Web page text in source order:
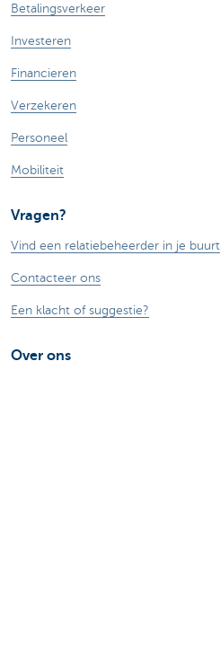
Betalingsverkeer
Investeren
Financieren
Verzekeren
Personeel
Mobiliteit
Vragen?
Vind een relatiebeheerder in je buurt
Contacteer ons
Een klacht of suggestie?
Over ons